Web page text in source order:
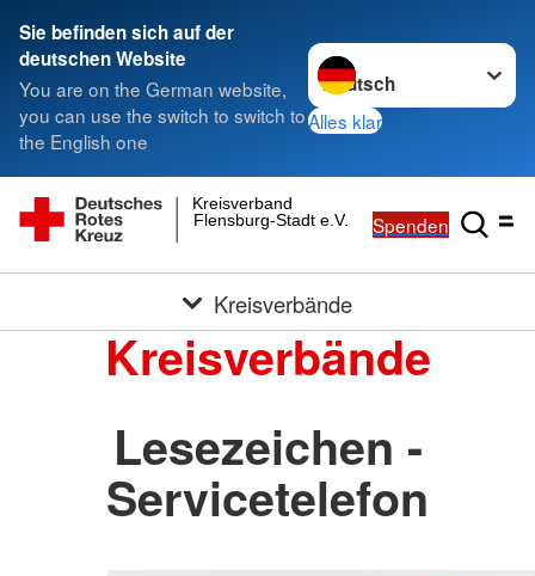
Sie befinden sich auf der
deutschen Website
You are on the German website,
you can use the switch to switch to
the English one
Sprache wechseln zu
Alles klar
Flensburg-Stadt e.V.
Kreisverband
Spenden
Kreisverbände
Kreisverbände
Lesezeichen -
Servicetelefon